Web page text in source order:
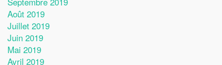
Août 2019
Juillet 2019
Juin 2019
Mai 2019
Avril 2019